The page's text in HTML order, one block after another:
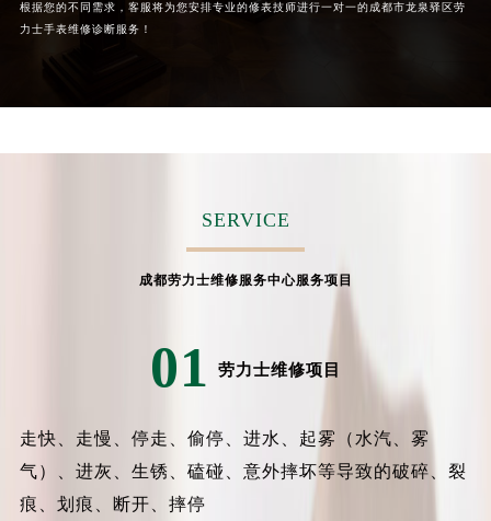
根据您的不同需求，客服将为您安排专业的修表技师进行一对一的成都市龙泉驿区劳
力士手表维修诊断服务！
SERVICE
成都劳力士维修服务中心服务项目
01 劳力士维修项目
走快、走慢、停走、偷停、进水、起雾（水汽、雾
气）、进灰、生锈、磕碰、意外摔坏等导致的破碎、裂
痕、划痕、断开、摔停